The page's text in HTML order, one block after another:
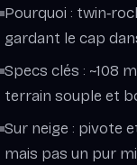
Pourquoi :
gardant le cap
Specs clés : ~108
terrain souple et
Sur neige : pivote
mais pas un pur